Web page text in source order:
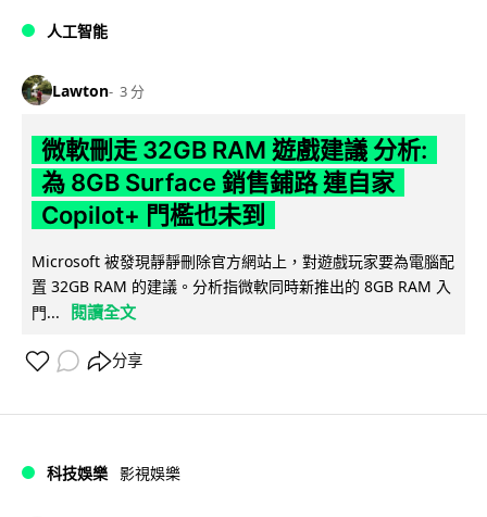
人工智能
Lawton 3 分
微軟刪走 32GB RAM 遊戲建議 分析:
為 8GB Surface 銷售鋪路 連自家
Copilot+ 門檻也未到
Microsoft 被發現靜靜刪除官方網站上，對遊戲玩家要為電腦配
置 32GB RAM 的建議。分析指微軟同時新推出的 8GB RAM 入
門...
閱讀全文
分享
科技娛樂 影視娛樂